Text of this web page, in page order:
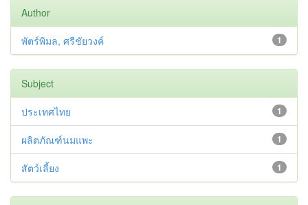
Author
1
พัตร์พิมล, ศรีชัยวงค์
Subject
1
ประเทศไทย
1
ผลิตภัณฑ์นมแพะ
1
สัตว์เลี้ยง